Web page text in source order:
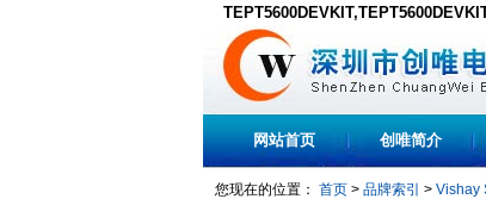
TEPT5600DEVKIT原装现货,PDF下载
网站首页 创唯简介
您现在的位置： 首页 > 品牌索引 > Vishay